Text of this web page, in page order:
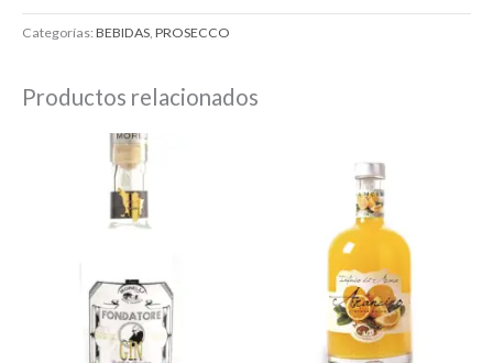
Categorías:BEBIDAS, PROSECCO
Productos relacionados